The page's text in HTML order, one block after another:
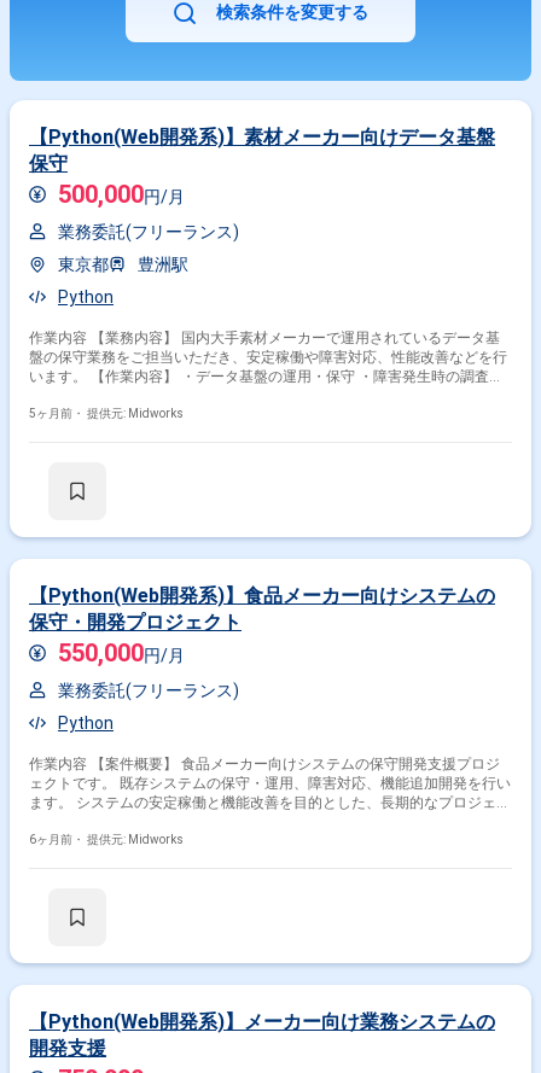
検索条件を変更する
【Python(Web開発系)】素材メーカー向けデータ基盤
保守
500,000円/月
業務委託(フリーランス)
東京都
豊洲駅
Python
作業内容 【業務内容】 国内大手素材メーカーで運用されているデータ基
盤の保守業務をご担当いただき、安定稼働や障害対応、性能改善などを行
います。 【作業内容】 ・データ基盤の運用・保守 ・障害発生時の調査・
ンテナンス ・運用手順書やドキュメントの更新
5ヶ月前・ 提供元: Midworks
【Python(Web開発系)】食品メーカー向けシステムの
保守・開発プロジェクト
550,000円/月
業務委託(フリーランス)
Python
作業内容 【案件概要】 食品メーカー向けシステムの保守開発支援プロジ
ェクトです。 既存システムの保守・運用、障害対応、機能追加開発を行い
ます。 システムの安定稼働と機能改善を目的とした、長期的なプロジェク
Oracleデータベース、Linux環境などが含まれます。 【作業内容】 ・既存
6ヶ月前・ 提供元: Midworks
【Python(Web開発系)】メーカー向け業務システムの
開発支援